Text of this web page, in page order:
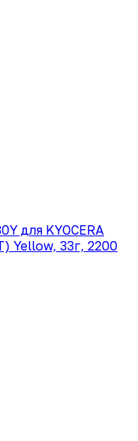
для KYOCERA
Yellow, 33г, 2200